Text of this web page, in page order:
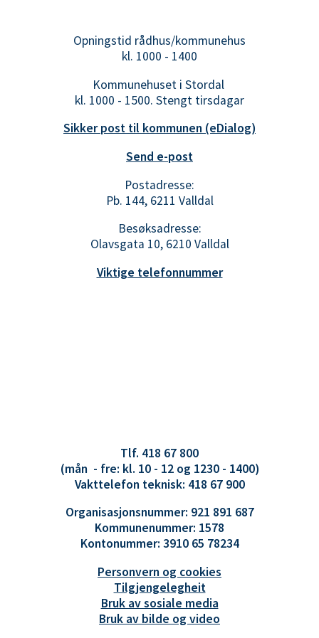
Opningstid rådhus/kommunehus
kl. 1000 - 1400
Kommunehuset i Stordal
kl. 1000 - 1500. Stengt tirsdagar
Sikker post til kommunen (eDialog)
Send e-post
Postadresse:
Pb. 144, 6211 Valldal
Besøksadresse:
Olavsgata 10, 6210 Valldal
Viktige telefonnummer
Tlf. 418 67 800
(mån - fre: kl. 10 - 12 og 1230 - 1400)
Vakttelefon teknisk: 418 67 900
Organisasjonsnummer: 921 891 687
Kommunenummer: 1578
Kontonummer: 3910 65 78234
Personvern og cookies
Tilgjengelegheit
Bruk av sosiale media
Bruk av bilde og video